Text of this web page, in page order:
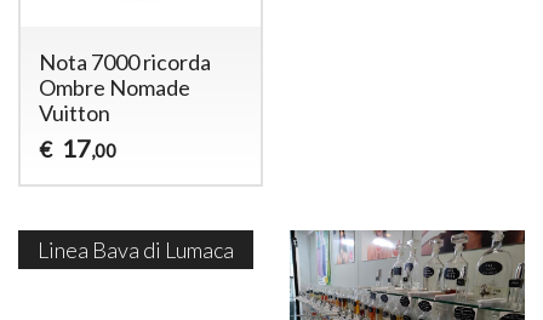
Nota 7000 ricorda
Ombre Nomade
Vuitton
€ 17,00
Linea Bava di Lumaca